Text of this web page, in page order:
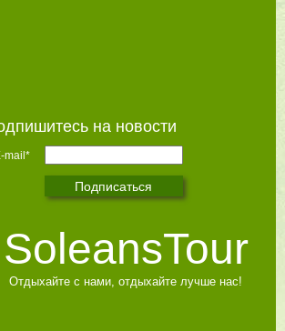
на новости
mail*
SoleansTour
Отдыхайте с нами, отдыхайте лучше нас!